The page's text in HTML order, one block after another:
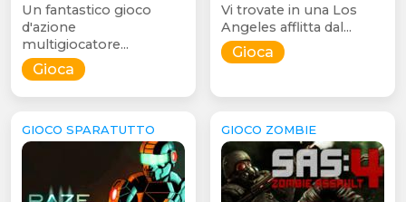
Un fantastico gioco
d'azione
multigiocatore...
Gioca
Vi trovate in una Los
Angeles afflitta dal...
Gioca
GIOCO SPARATUTTO GIOCO ZOMBIE